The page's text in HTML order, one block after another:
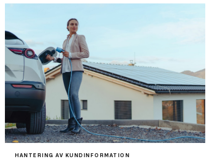
HANTERING AV KUNDINFORMATION